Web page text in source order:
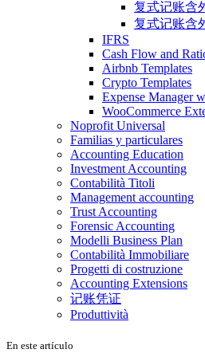
复式记账含
复式记账含
IFRS
Cash Flow and
Airbnb Templates
Crypto Templates
Expense Manager
WooCommerce
Noprofit Universal
Familias y particulares
Accounting Education
Investment Accounting
Contabilità Titoli
Management accounting
Trust Accounting
Forensic Accounting
Modelli Business Plan
Contabilità Immobiliare
Progetti di costruzione
Accounting Extensions
记账凭证
Produttività
En este artículo